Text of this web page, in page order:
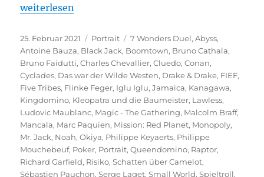
„Portrait – Bruno Cathala“
weiterlesen
Veröffentlicht
am
25. Februar 2021 Kategorien
Portrait Schlagwörter
7 Wonders Duel,Abyss,
Antoine Bauza, Black Jack, Boomtown, Bruno Cathala,
Bruno Faidutti,Charles Chevallier,Cluedo,Conan,
Cyclades, Das war der Wilde Westen, Drake & Drake, FIEF,
Five Tribes, Flinke Feger, Iglu Iglu,Jamaica, Kanagawa,
Kingdomino, Kleopatra und die Baumeister, Lawless,
Ludovic Maublanc, Magic - The Gathering, Malcolm Braff,
Mancala, Marc Paquien, Mission: Red Planet, Monopoly,
Mr. Jack, Noah,Okiya, Philippe Keyaerts, Philippe
Mouchebeuf, Poker, Portrait,Queendomino, Raptor,
Richard Garfield, Risiko,Schatten über Camelot,
Sébastien Pauchon,Serge Laget,Small World,Spieltroll,